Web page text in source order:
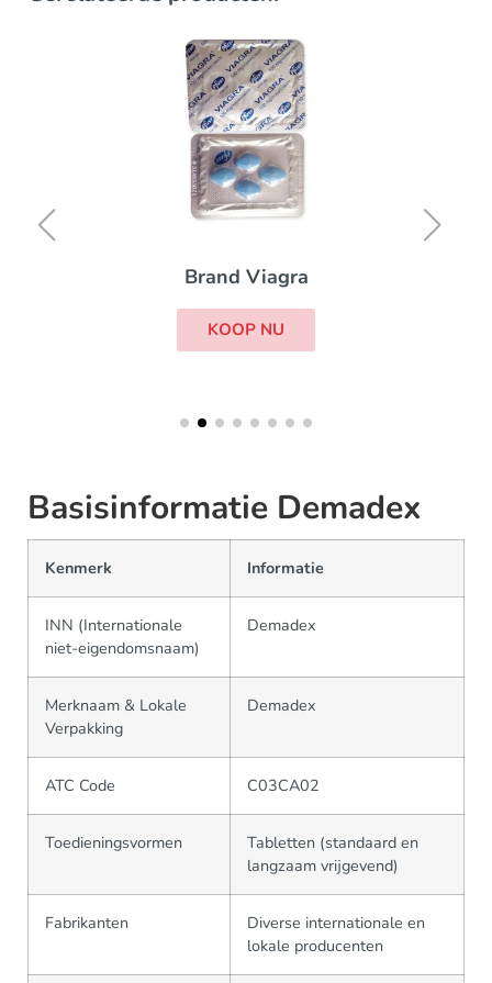
Brand Viagra
KOOP NU
Basisinformatie Demadex
Kenmerk Informatie
INN (Internationale
niet-eigendomsnaam)
Demadex
Merknaam & Lokale
Verpakking
Demadex
ATC Code C03CA02
Toedieningsvormen
Tabletten (standaard en
langzaam vrijgevend)
Fabrikanten
Diverse internationale en
lokale producenten